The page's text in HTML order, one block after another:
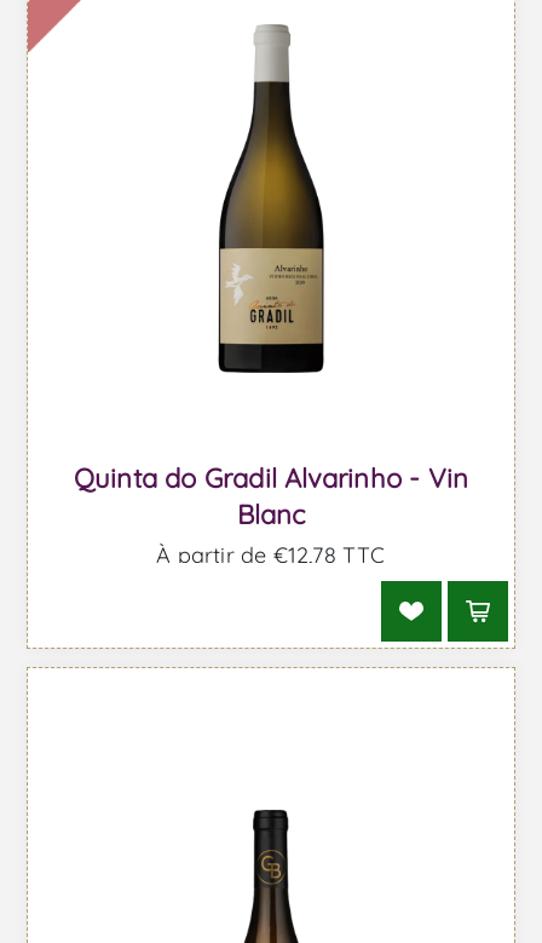
Quinta do Gradil Alvarinho - Vin
Blanc
À partir de €12,78 TTC